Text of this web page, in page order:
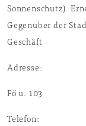
Sonnenschutz).
Gegenüber der
Geschäft
Adresse:
Fő u. 103
Telefon: